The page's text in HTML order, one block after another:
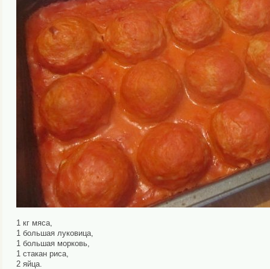
1 кг мяса,
1 большая луковица,
1 большая морковь,
1 стакан риса,
2 яйца.